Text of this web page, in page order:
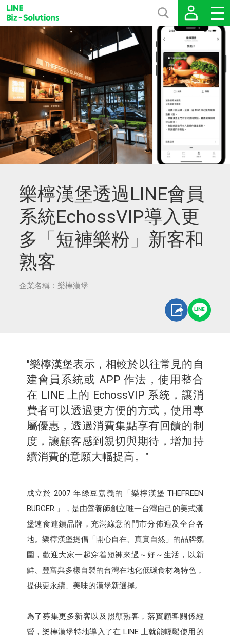
樂檸漢堡透過LINE會員
系統EchossVIP導入更
多「短褲樂粉」新客和
熟客
企業名稱：樂檸漢堡
"樂檸漢堡表示，相較於以往常見的自
建會員系統或 APP 作法，使用整合
在 LINE 上的 EchossVIP 系統，讓消
費者可以透過更方便的方式，使用專
屬優惠，透過消費集點享有回饋的制
度，讓顧客感到親切與期待，增加持
續消費的意願大幅提高。"
成立於 2007 年綠豆嘉義的「樂檸漢堡 THEFREEN
BURGER 」，是由營養師創立唯一台灣自己的美式漢
堡速食連鎖品牌，充滿綠意的門市分佈遍及全台各
地。樂檸漢堡提倡「開心自在、真實自然」的品牌氛
圍，歡迎大家一起穿着短褲來過～好～生活，以新
鮮、豐富與多樣自製的台灣在地化低碳食材為特色，
提供更永續、美味的漢堡新選擇。
為了募集更多新客以及照顧熟客，落實顧客關係經
營，樂檸漢堡特地導入了在 LINE 上就能輕鬆使用的